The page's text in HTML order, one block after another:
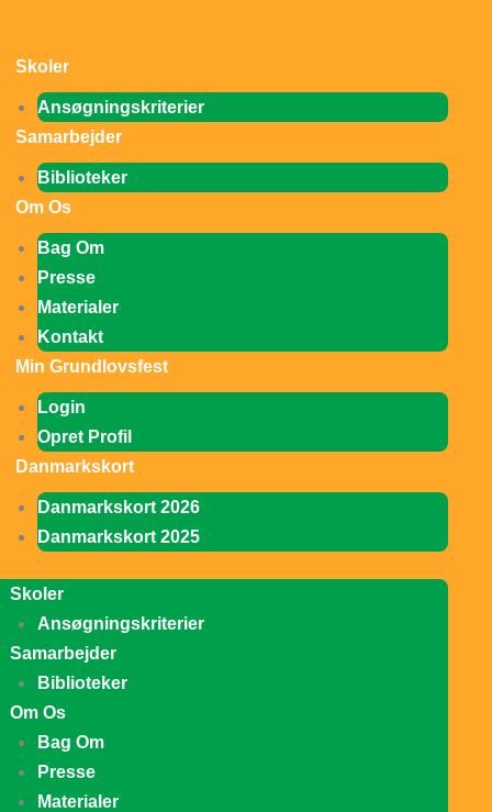
indholdet
Skoler
Ansøgningskriterier
Samarbejder
Biblioteker
Om Os
Bag Om
Presse
Materialer
Kontakt
Min Grundlovsfest
Login
Opret Profil
Danmarkskort
Danmarkskort 2026
Danmarkskort 2025
Skoler
Ansøgningskriterier
Samarbejder
Biblioteker
Om Os
Bag Om
Presse
Materialer